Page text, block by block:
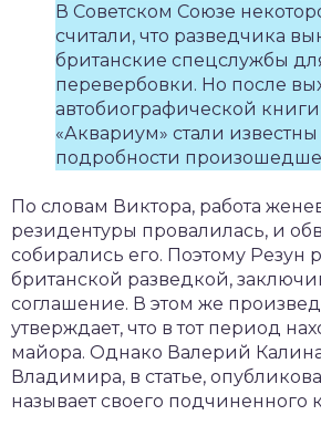
В Советском Союзе
считали, что разведчика
британские спецслужбы
перевербовки. Но после
автобиографической
«Аквариум» стали известны
подробности
По словам Виктора, работа
резидентуры провалилась, и
собирались его. Поэтому Резун
британской разведкой,
соглашение. В этом же
утверждает, что в тот период
майора. Однако Валерий
Владимира, в статье,
называет своего подчиненного